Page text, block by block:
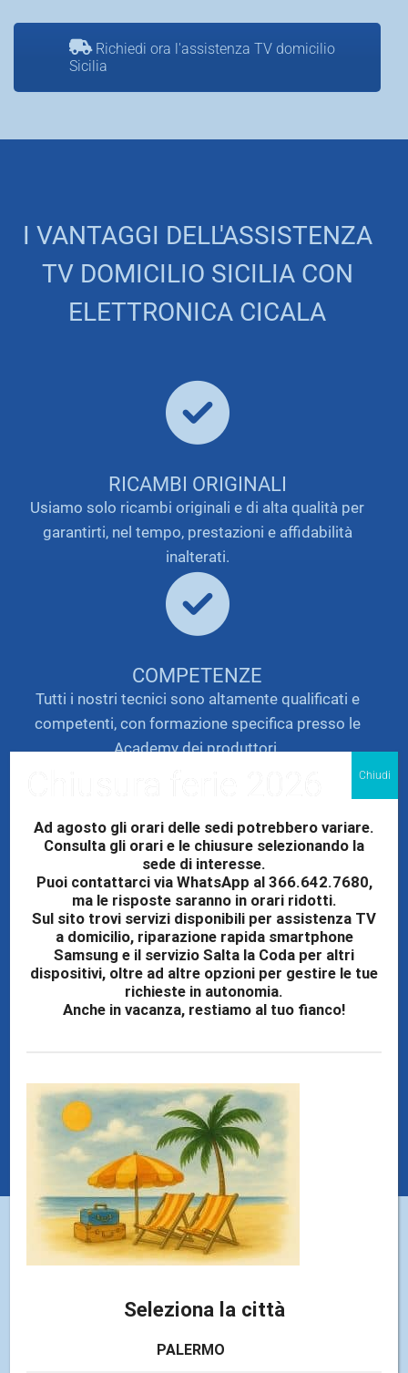
Richiedi ora l'assistenza TV domicilio
Sicilia
I VANTAGGI DELL'ASSISTENZA
TV DOMICILIO SICILIA CON
ELETTRONICA CICALA
RICAMBI ORIGINALI
Usiamo solo ricambi originali e di alta qualità per
garantirti, nel tempo, prestazioni e affidabilità
inalterati.
COMPETENZE
Tutti i nostri tecnici sono altamente qualificati e
competenti, con formazione specifica presso le
Academy dei produttori.
SERVIZIO RAPIDO
Offriamo un servizio rapido, efficiente e garantito, con
intervento a domicilio nelle province di Palermo,
Trapani, Caltanissetta ed Enna.
Garantiamo il miglior rapporto qualità prezzo su
qualsiasi riparazione. I nostri preventivi sono chiari e
dettagliati, senza sorprese finali.
COSA RIPARIAMO CON
DOMICILIO SICILIA
Ad agosto gli orari delle sedi potrebbero variare.
Consulta gli orari e le chiusure selezionando la
sede di interesse.
Puoi contattarci via WhatsApp al 366.642.7680,
ma le risposte saranno in orari ridotti.
Sul sito trovi servizi disponibili per assistenza TV
a domicilio, riparazione rapida smartphone
Samsung e il servizio Salta la Coda per altri
dispositivi, oltre ad altre opzioni per gestire le tue
richieste in autonomia.
Anche in vacanza, restiamo al tuo fianco!
Seleziona la città
PALERMO
Chiudi